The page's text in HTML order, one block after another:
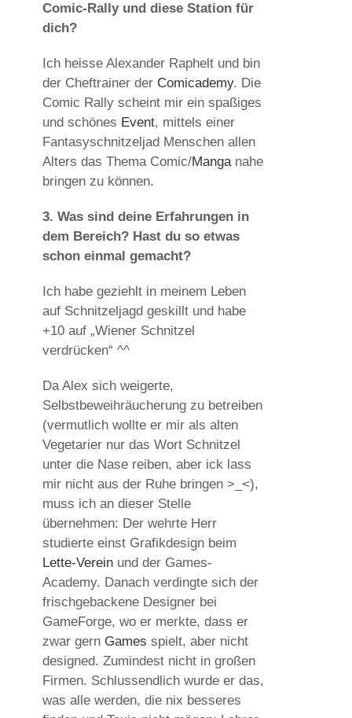
Comic-Rally und diese Station für
dich?
Ich heisse Alexander Raphelt und bin
der Cheftrainer der Comicademy. Die
Comic Rally scheint mir ein spaßiges
und schönes Event, mittels einer
Fantasyschnitzeljad Menschen allen
Alters das Thema Comic/Manganahe
bringen zu können.
3. Was sind deine Erfahrungen in
dem Bereich? Hast du so etwas
schon einmal gemacht?
Ich habe geziehlt in meinem Leben
auf Schnitzeljagd geskillt und habe
+10 auf „Wiener Schnitzel
verdrücken“ ^^
Da Alex sich weigerte,
Selbstbeweihräucherung zu betreiben
(vermutlich wollte er mir als alten
Vegetarier nur das Wort Schnitzel
unter die Nase reiben, aber ick lass
mir nicht aus der Ruhe bringen >_<),
muss ich an dieser Stelle
übernehmen: Der wehrte Herr
studierte einst Grafikdesign beim
Lette-Verein und der Games-
Academy. Danach verdingte sich der
frischgebackene Designer bei
GameForge, wo er merkte, dass er
zwar gern Games spielt, aber nicht
designed. Zumindest nicht in großen
Firmen. Schlussendlich wurde er das,
was alle werden, die nix besseres